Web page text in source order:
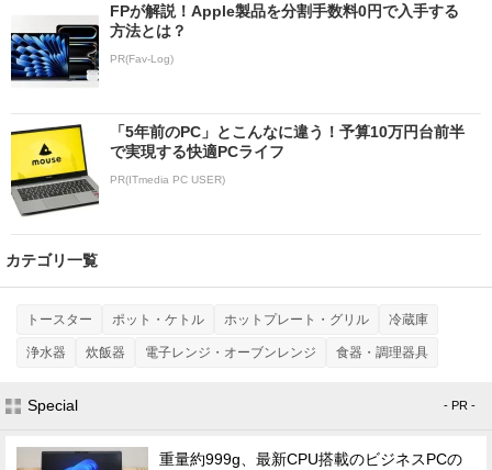
FPが解説！Apple製品を分割手数料0円で入手する
方法とは？
PR(Fav-Log)
「5年前のPC」とこんなに違う！予算10万円台前半
で実現する快適PCライフ
PR(ITmedia PC USER)
カテゴリ一覧
トースター ポット・ケトル ホットプレート・グリル 冷蔵庫
浄水器 炊飯器 電子レンジ・オーブンレンジ 食器・調理器具
Special - PR -
重量約999g、最新CPU搭載のビジネスPCの